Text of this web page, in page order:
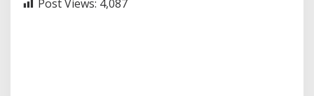
Post Views: 4,087